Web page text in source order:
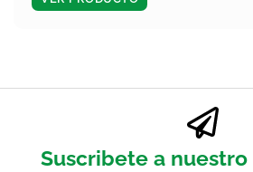
Suscribete a